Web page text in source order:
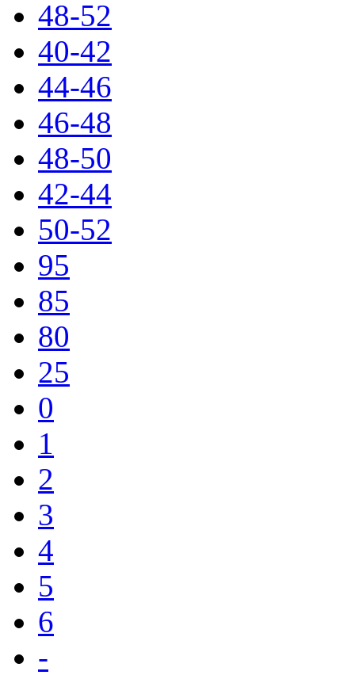
48-52
40-42
44-46
46-48
48-50
42-44
50-52
95
85
80
25
0
1
2
3
4
5
6
-